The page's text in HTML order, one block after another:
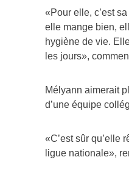
«Pour elle, c’est
elle mange bien,
hygiène de vie.
les jours»,
Mélyann aimerait
d’une équipe
«C’est sûr qu’elle
ligue nationale»,